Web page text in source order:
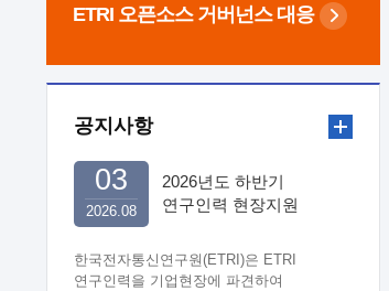
ETRI 오픈소스 거버넌스 대응
공지사항
2026년도 하반기
연구인력 현장지원
한국전자통신연구원(ETRI)은 ETRI
연구인력을 기업현장에 파견하여
2026.08
03